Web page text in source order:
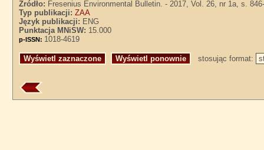
Źródło: Fresenius Environmental Bulletin. - 2017, Vol. 26, nr 1a, s.
Typ publikacji:ZAA
Język publikacji: ENG
Punktacja MNiSW: 15.000
p-ISSN: 1018-4619
stosując format: